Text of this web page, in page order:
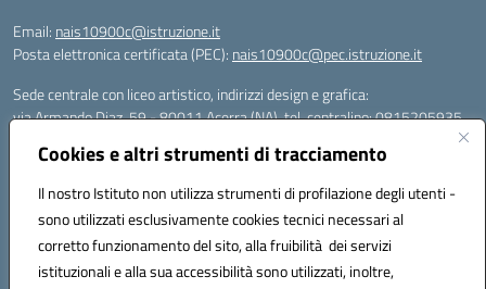
Cookies e altri strumenti di tracciamento
Il nostro Istituto non utilizza strumenti di profilazione degli utenti -
sono utilizzati esclusivamente cookies tecnici necessari al
corretto funzionamento del sito, alla fruibilità dei servizi
istituzionali e alla sua accessibilità sono utilizzati, inoltre,
Email: nais10900c@istruzione.it
Posta elettronica certificata (PEC): nais10900c@pec.istruzione.it
Sede centrale con liceo artistico, indirizzi design e grafica:
via Armando Diaz, 59 - 80011 Acerra (NA), tel. centralino: 0815205935
via T. Campanella, 80011 Acerra (NA), tel/fax: 0818850905
Sede succursale con liceo musicale:
via S. Pellico, 80011 Acerra (NA), tel: 08119660921
Email: nais10900c@istruzione.it | PEC: nais10900c@pec.istruzione.it |
Nome Ufficio PA: Uff_eFatturaPA | Codice Univoco ufficio: UFOYYV |
C.Fisc: 93056740637